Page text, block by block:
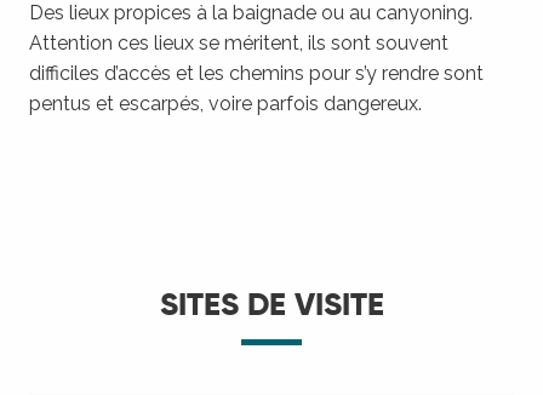
Des lieux propices à la baignade ou au canyoning.
Attention ces lieux se méritent, ils sont souvent
difficiles d’accès et les chemins pour s’y rendre sont
pentus et escarpés, voire parfois dangereux.
SITES DE VISITE